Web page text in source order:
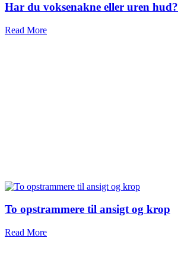
Har du voksenakne eller uren hud?
Read More
To opstrammere til ansigt og krop
Read More